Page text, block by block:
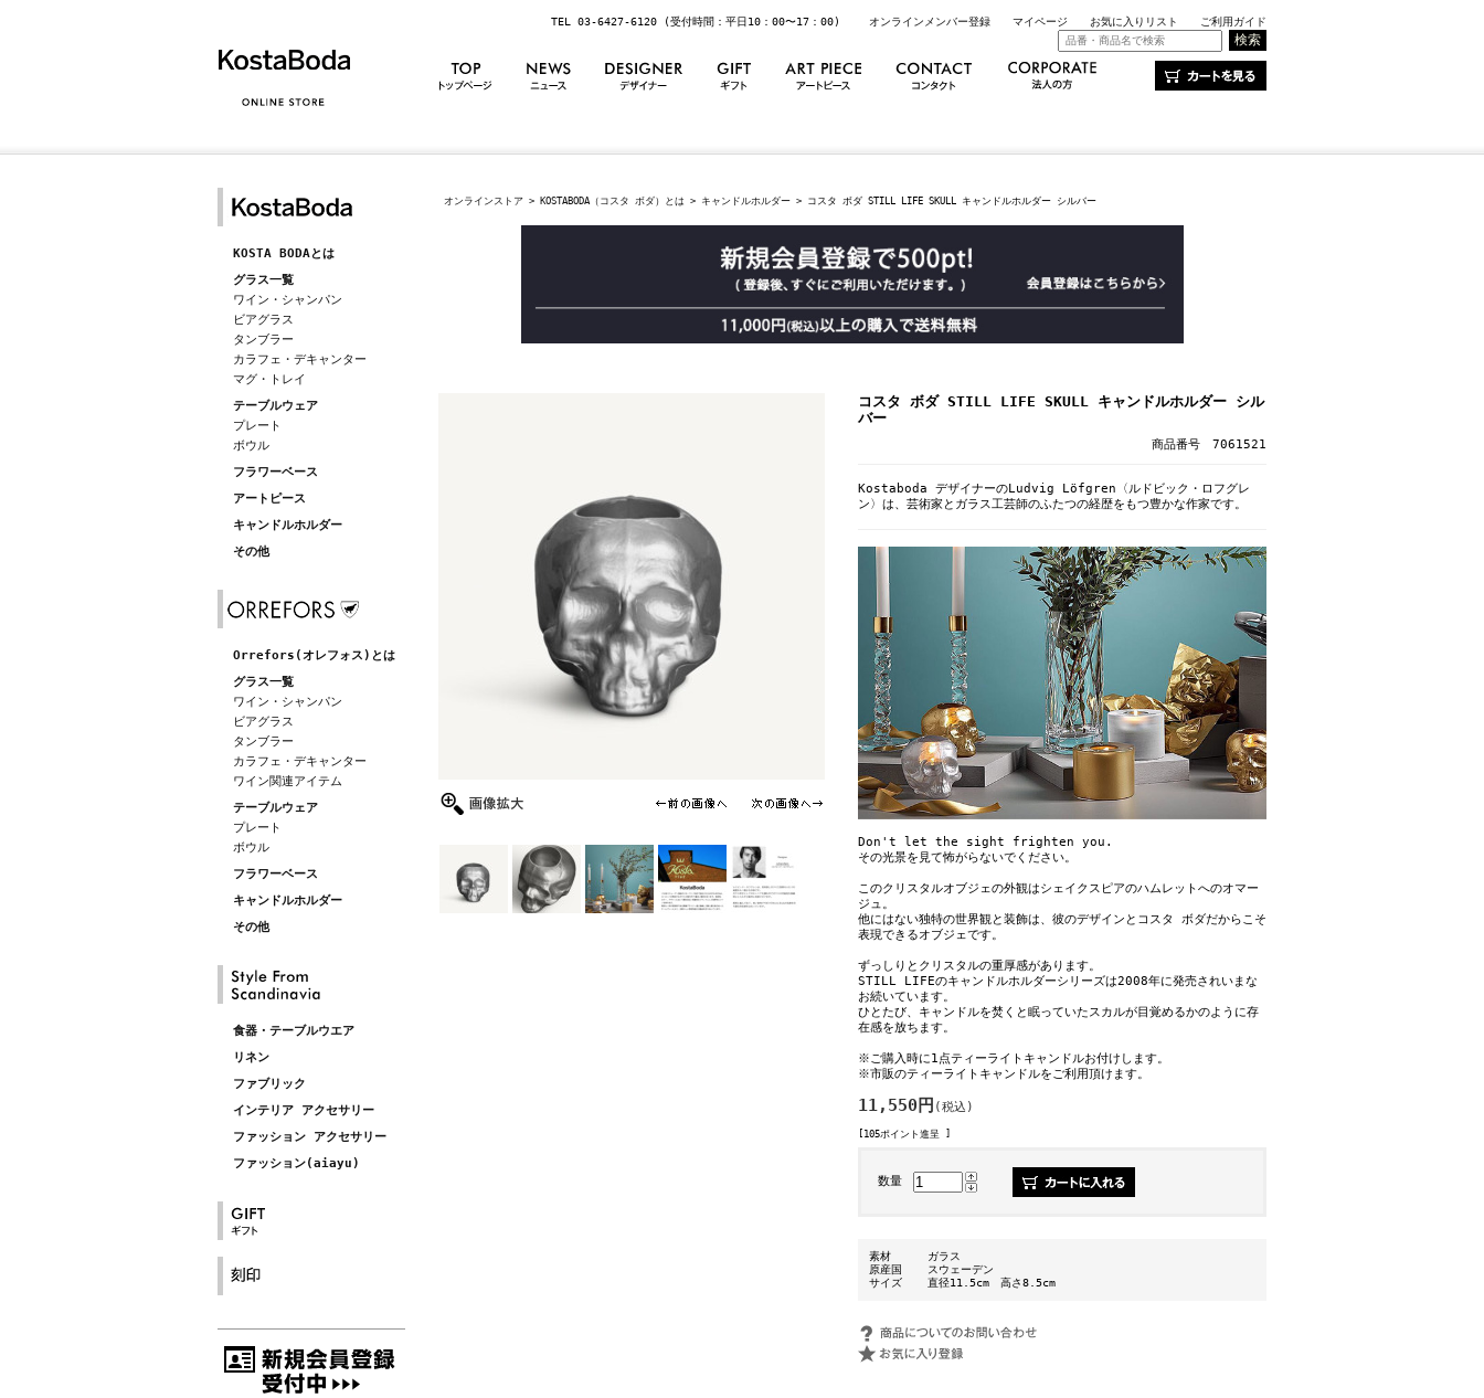
TEL 03-6427-6120 (受付時間：平日10：00〜17：00) オンラインメンバー登録 マイページ お気に入りリスト ご利用ガイド
KOSTA BODAとは
グラス一覧
ワイン・シャンパン
ビアグラス
タンブラー
カラフェ・デキャンター
マグ・トレイ
テーブルウェア
プレート
ボウル
フラワーベース
アートピース
キャンドルホルダー
その他
Orrefors(オレフォス)とは
グラス一覧
ワイン・シャンパン
ビアグラス
タンブラー
カラフェ・デキャンター
ワイン関連アイテム
テーブルウェア
プレート
ボウル
フラワーベース
キャンドルホルダー
その他
食器・テーブルウエア
リネン
ファブリック
インテリア アクセサリー
ファッション アクセサリー
ファッション(aiayu)
オンラインストア > KOSTABODA（コスタ ボダ）とは > キャンドルホルダー > コスタ ボダ STILL LIFE SKULL キャンドルホルダー シルバー
コスタ ボダ STILL LIFE SKULL キャンドルホルダー シル
バー
商品番号 7061521
Kostaboda デザイナーのLudvig Löfgren〈ルドビック・ロフグレ
ン〉は、芸術家とガラス工芸師のふたつの経歴をもつ豊かな作家です。
Don't let the sight frighten you.
その光景を見て怖がらないでください。
このクリスタルオブジェの外観はシェイクスピアのハムレットへのオマー
ジュ。
他にはない独特の世界観と装飾は、彼のデザインとコスタ ボダだからこそ
表現できるオブジェです。
ずっしりとクリスタルの重厚感があります。
STILL LIFEのキャンドルホルダーシリーズは2008年に発売されいまな
お続いています。
ひとたび、キャンドルを焚くと眠っていたスカルが目覚めるかのように存
在感を放ちます。
※ご購入時に1点ティーライトキャンドルお付けします。
※市販のティーライトキャンドルをご利用頂けます。
11,550円 (税込)
[105ポイント進呈 ]
数量
素材
ガラス
原産国
スウェーデン
サイズ
直径11.5cm 高さ8.5cm